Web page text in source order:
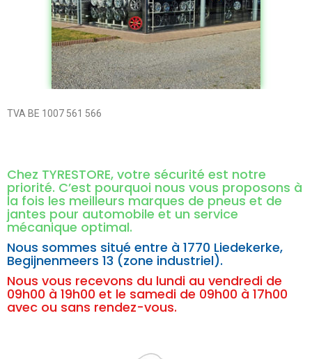
TVA BE 1007 561 566
Chez TYRESTORE, votre sécurité est notre
priorité. C’est pourquoi nous vous proposons à
la fois les meilleurs marques de pneus et de
jantes pour automobile et un service
mécanique optimal.
Nous sommes situé entre à 1770 Liedekerke,
Begijnenmeers 13 (zone industriel).
Nous vous recevons du lundi au vendredi de
09h00 à 19h00 et le samedi de 09h00 à 17h00
avec ou sans rendez-vous.